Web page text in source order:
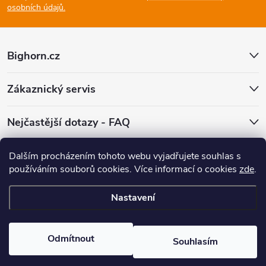
Dalším procházením tohoto webu vyjadřujete souhlas s
používáním souborů cookies. Více informací o cookies zde.
Nastavení
Odmítnout Souhlasím
aosobních údajů.
Bighorn.cz
Zákaznický servis
Nejčastější dotazy - FAQ
Facebook
Copyright 2026
cookies